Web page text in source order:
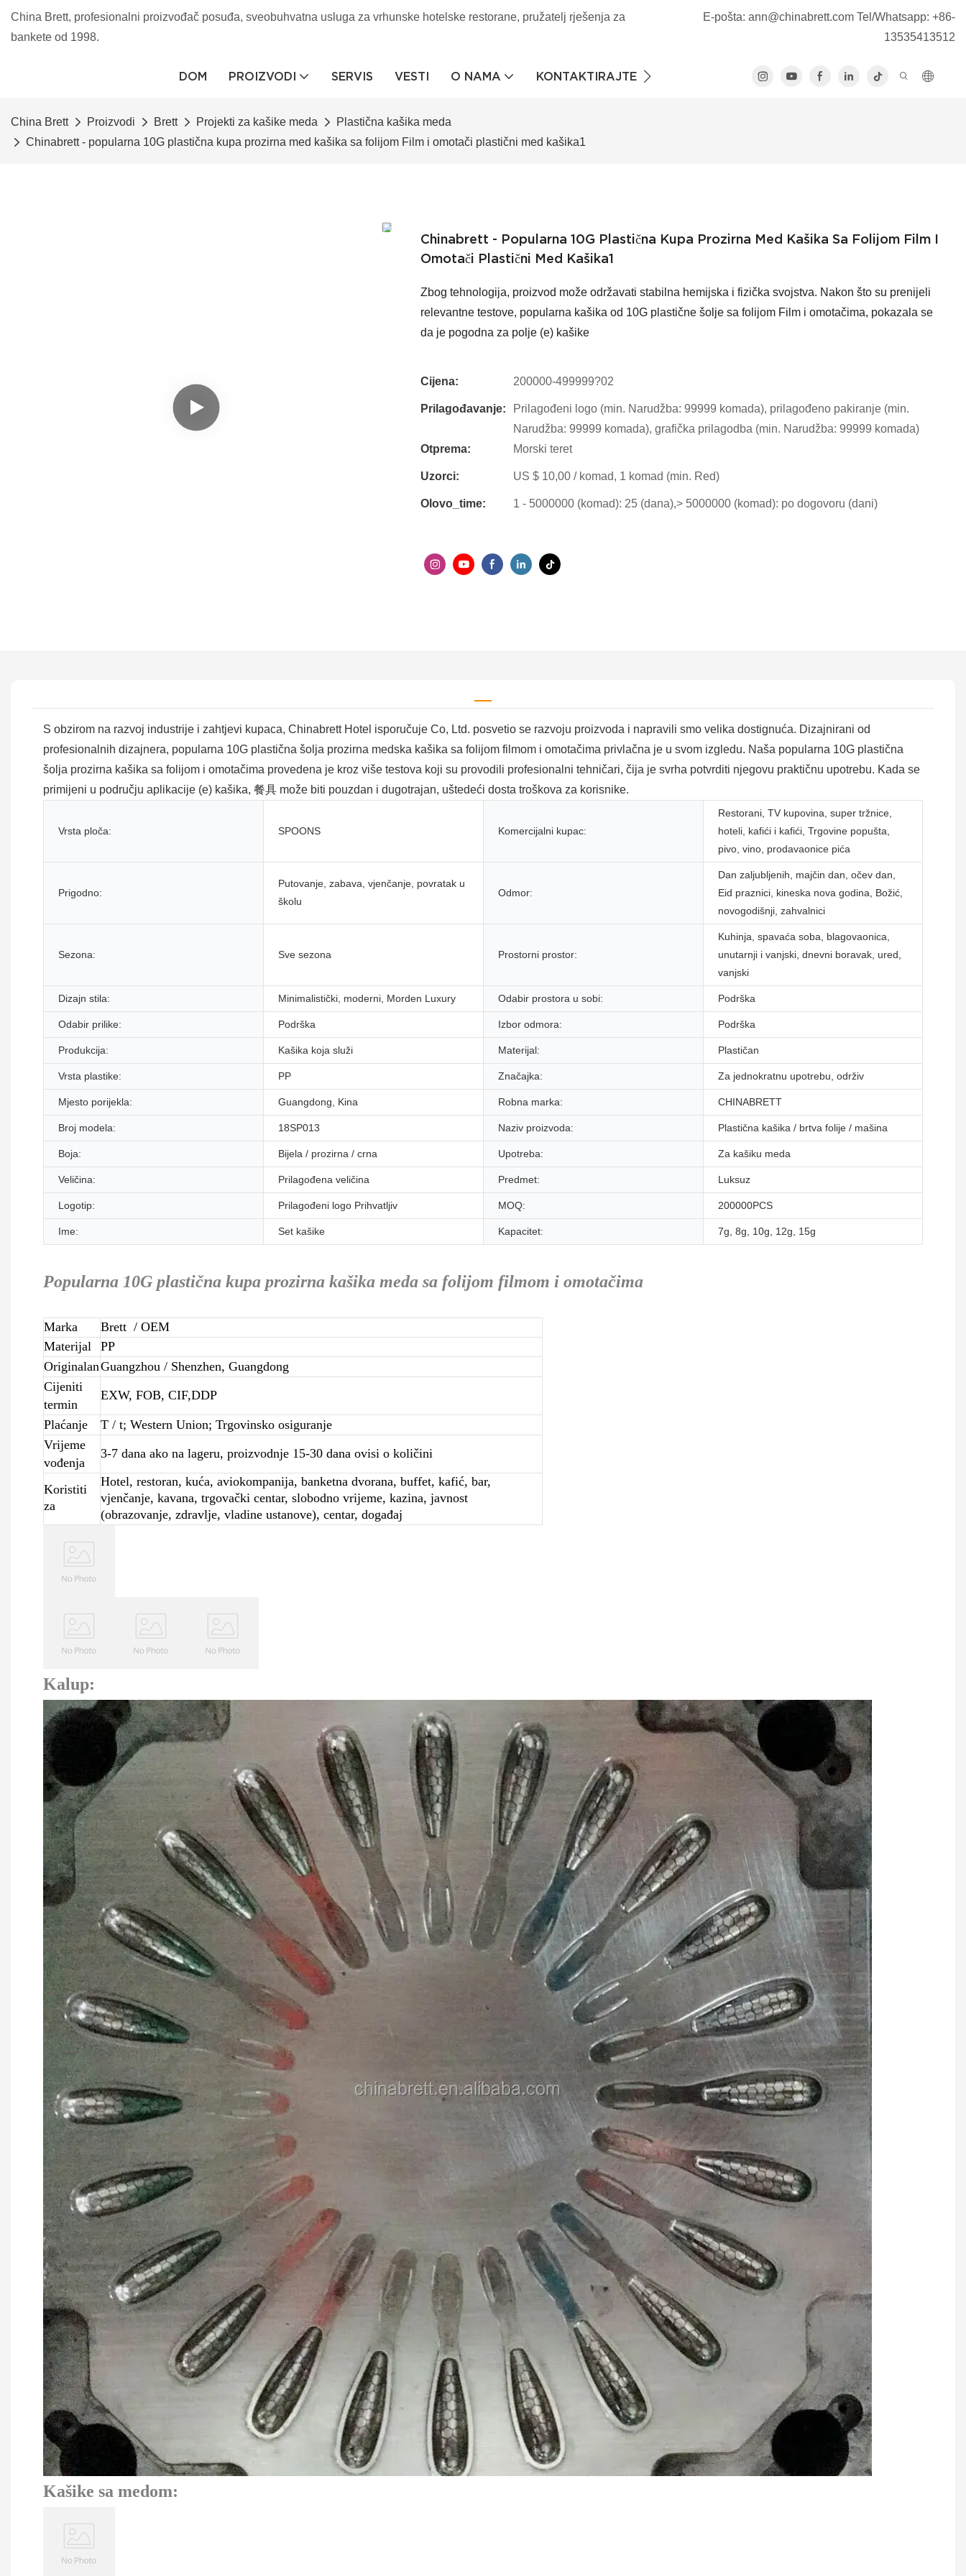
China Brett, profesionalni proizvođač posuđa, sveobuhvatna usluga za vrhunske hotelske restorane, pružatelj rješenja za
bankete od 1998.
E-pošta: ann@chinabrett.com Tel/Whatsapp: +86-
13535413512
DOM PROIZVODI SERVIS VESTI O NAMA KONTAKTIRAJTE NAS
China Brett Proizvodi Brett Projekti za kašike meda
Plastična kašika meda
Chinabrett - popularna 10G plastična kupa prozirna med kašika sa folijom Film i omotači plastični med kašika1
Chinabrett - Popularna 10G Plastična Kupa Prozirna Med Kašika Sa Folijom Film I
Omotači Plastični Med Kašika1
Zbog tehnologija, proizvod može održavati stabilna hemijska i fizička svojstva. Nakon što su prenijeli
relevantne testove, popularna kašika od 10G plastične šolje sa folijom Film i omotačima, pokazala se
da je pogodna za polje (e) kašike
Cijena: 200000-499999?02
Prilagođavanje:
Prilagođeni logo (min. Narudžba: 99999 komada), prilagođeno pakiranje (min.
Narudžba: 99999 komada), grafička prilagodba (min. Narudžba: 99999 komada)
Otprema:
Morski teret
Uzorci: US $ 10,00 / komad, 1 komad (min. Red)
Olovo_time: 1 - 5000000 (komad): 25 (dana),> 5000000 (komad): po dogovoru (dani)
S obzirom na razvoj industrije i zahtjevi kupaca, Chinabrett Hotel isporučuje Co, Ltd. posvetio se razvoju proizvoda i napravili smo velika dostignuća. Dizajnirani od
profesionalnih dizajnera, popularna 10G plastična šolja prozirna medska kašika sa folijom filmom i omotačima privlačna je u svom izgledu. Naša popularna 10G plastična
šolja prozirna kašika sa folijom i omotačima provedena je kroz više testova koji su provodili profesionalni tehničari, čija je svrha potvrditi njegovu praktičnu upotrebu. Kada se
primijeni u području aplikacije (e) kašika, 餐具 može biti pouzdan i dugotrajan, uštedeći dosta troškova za korisnike.
Vrsta ploča: SPOONS Komercijalni kupac:
Restorani, TV kupovina, super tržnice,
hoteli, kafići i kafići, Trgovine popušta,
pivo, vino, prodavaonice pića
Prigodno:
Putovanje, zabava, vjenčanje, povratak u
školu
Odmor:
Dan zaljubljenih, majčin dan, očev dan,
Eid praznici, kineska nova godina, Božić,
novogodišnji, zahvalnici
Sezona: Sve sezona Prostorni prostor:
Kuhinja, spavaća soba, blagovaonica,
unutarnji i vanjski, dnevni boravak, ured,
vanjski
Dizajn stila: Minimalistički, moderni, Morden Luxury Odabir prostora u sobi: Podrška
Odabir prilike: Podrška Izbor odmora: Podrška
Produkcija: Kašika koja služi Materijal: Plastičan
Vrsta plastike: PP Značajka: Za jednokratnu upotrebu, održiv
Mjesto porijekla: Guangdong, Kina Robna marka: CHINABRETT
Broj modela: 18SP013 Naziv proizvoda: Plastična kašika / brtva folije / mašina
Boja: Bijela / prozirna / crna Upotreba: Za kašiku meda
Veličina: Prilagođena veličina Predmet: Luksuz
Logotip: Prilagođeni logo Prihvatljiv MOQ: 200000PCS
Ime: Set kašike Kapacitet: 7g, 8g, 10g, 12g, 15g
Popularna 10G plastična kupa prozirna kašika meda sa folijom filmom i omotačima
Marka Brett / OEM
Materijal
PP
OriginalanGuangzhou / Shenzhen, Guangdong
Cijeniti
termin
EXW, FOB, CIF,DDP
Plaćanje
T / t; Western Union; Trgovinsko osiguranje
Vrijeme
vođenja
3-7 dana ako na lageru, proizvodnje 15-30 dana ovisi o količini
Koristiti
za
Hotel, restoran, kuća, aviokompanija, banketna dvorana, buffet, kafić, bar,
vjenčanje, kavana, trgovački centar, slobodno vrijeme, kazina, javnost
(obrazovanje, zdravlje, vladine ustanove), centar, događaj
Kalup:
Kašike sa medom: